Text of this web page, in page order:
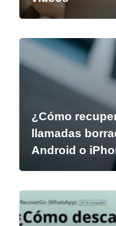
¿Cómo
llamadas
Android o